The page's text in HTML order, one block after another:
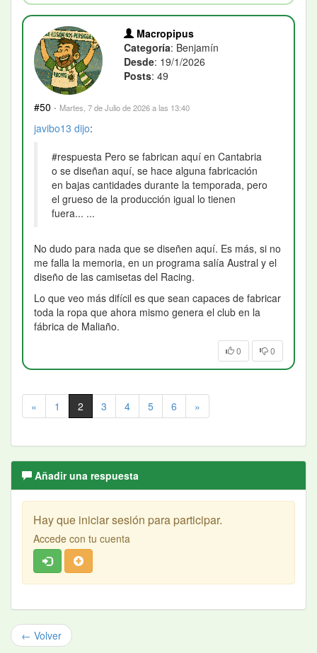
Macropipus
Categoría: Benjamín
Desde: 19/1/2026
Posts: 49
#50 · Martes, 7 de Julio de 2026 a las 13:40
javibo13 dijo:
#respuesta Pero se fabrican aquí en Cantabria
o se diseñan aquí, se hace alguna fabricación
en bajas cantidades durante la temporada, pero
el grueso de la producción igual lo tienen
fuera... ...
No dudo para nada que se diseñen aquí. Es más, si no
me falla la memoria, en un programa salía Austral y el
diseño de las camisetas del Racing.
Lo que veo más difícil es que sean capaces de fabricar
toda la ropa que ahora mismo genera el club en la
fábrica de Maliaño.
0 0
« 1 2 3 4 5 6 »
Añadir una respuesta
Hay que iniciar sesión para participar.
Accede con tu cuenta
← Volver